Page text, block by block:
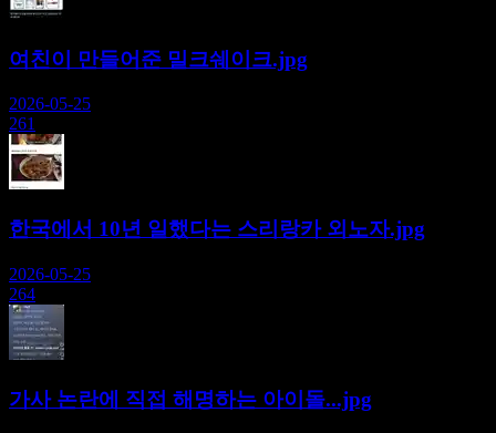
여친이 만들어준 밀크쉐이크.jpg
2026-05-25
261
한국에서 10년 일했다는 스리랑카 외노자.jpg
2026-05-25
264
가사 논란에 직접 해명하는 아이돌...jpg